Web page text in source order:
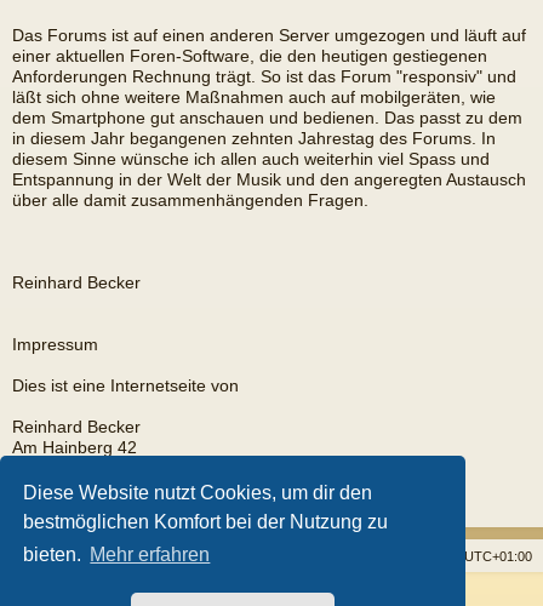
Diese Website nutzt Cookies, um dir den
bestmöglichen Komfort bei der Nutzung zu
bieten. Mehr erfahren
Das Forums ist auf einen anderen Server umgezogen und läuft auf
einer aktuellen Foren-Software, die den heutigen gestiegenen
Anforderungen Rechnung trägt. So ist das Forum "responsiv" und
läßt sich ohne weitere Maßnahmen auch auf mobilgeräten, wie
dem Smartphone gut anschauen und bedienen. Das passt zu dem
in diesem Jahr begangenen zehnten Jahrestag des Forums. In
diesem Sinne wünsche ich allen auch weiterhin viel Spass und
Entspannung in der Welt der Musik und den angeregten Austausch
über alle damit zusammenhängenden Fragen.
Reinhard Becker
Impressum
Dies ist eine Internetseite von
Reinhard Becker
Am Hainberg 42
EMail: rb@fingerpicker.eu
Startseite Foren UTC+01:00
Powered byphpBB® Forum Software © phpBB Limited